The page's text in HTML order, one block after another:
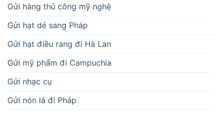
Gửi hàng thủ công mỹ nghệ
Gửi hạt dẻ sang Pháp
Gửi hạt điều rang đi Hà Lan
Gửi mỹ phẩm đi Campuchia
Gửi nhạc cụ
Gửi nón lá đi Pháp